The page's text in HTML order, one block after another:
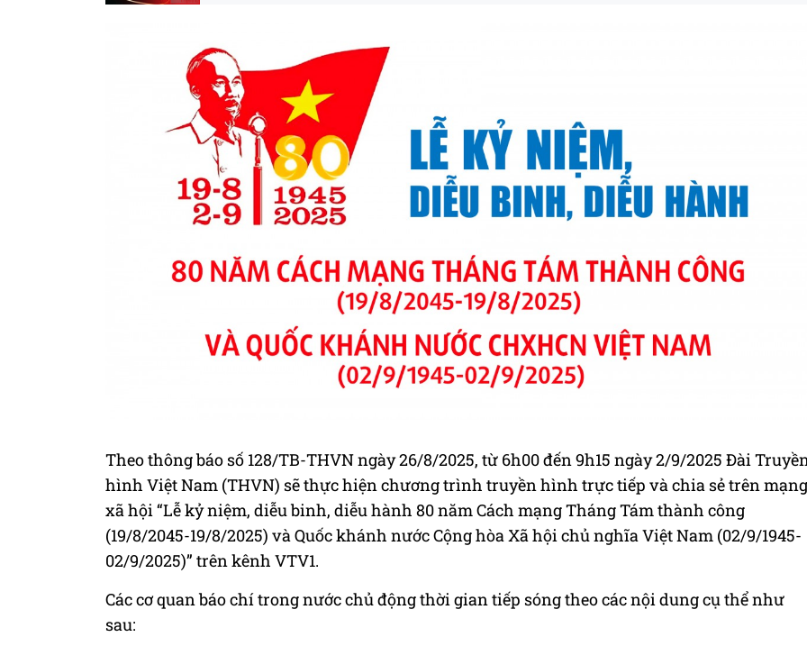
Theo thông báo số 128/TB-THVN ngày 26/8/2025, từ 6h00 đến 9h15 ngày 2/9/2025 Đài
hình Việt Nam (THVN) sẽ thực hiện chương trình truyền hình trực tiếp và chia sẻ trên mạng
xã hội “Lễ kỷ niệm, diễu binh, diễu hành 80 năm Cách mạng Tháng Tám thành công
(19/8/2045-19/8/2025) và Quốc khánh nước Cộng hòa Xã hội chủ nghĩa Việt Nam (02/9/1945-
02/9/2025)” trên kênh VTV1.
Các cơ quan báo chí trong nước chủ động thời gian tiếp sóng theo các nội dung cụ thể như
sau: